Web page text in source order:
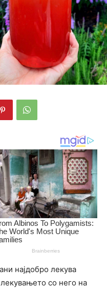
најдобро лекува
со него на